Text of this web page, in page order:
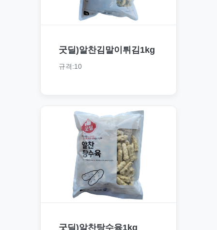
굿딜)알찬김말이튀김1kg
규격:10
굿딜)알찬탕수육1kg